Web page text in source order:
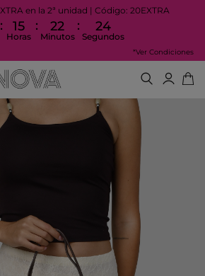
en la 2ª unidad | Código: 20EXTRA
: 15
Horas
: 22
Minutos
: 24
Segundos
*Ver Condiciones